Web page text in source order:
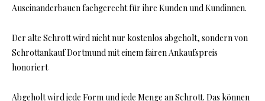
Auseinanderbauen fachgerecht für ihre Kunden und Kundinnen.
Der alte Schrott wird nicht nur kostenlos abgeholt, sondern von
Schrottankauf Dortmund mit einem fairen Ankaufspreis
honoriert
Abgeholt wird jede Form und jede Menge an Schrott. Das können